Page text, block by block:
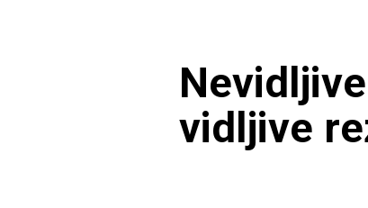
vidljive